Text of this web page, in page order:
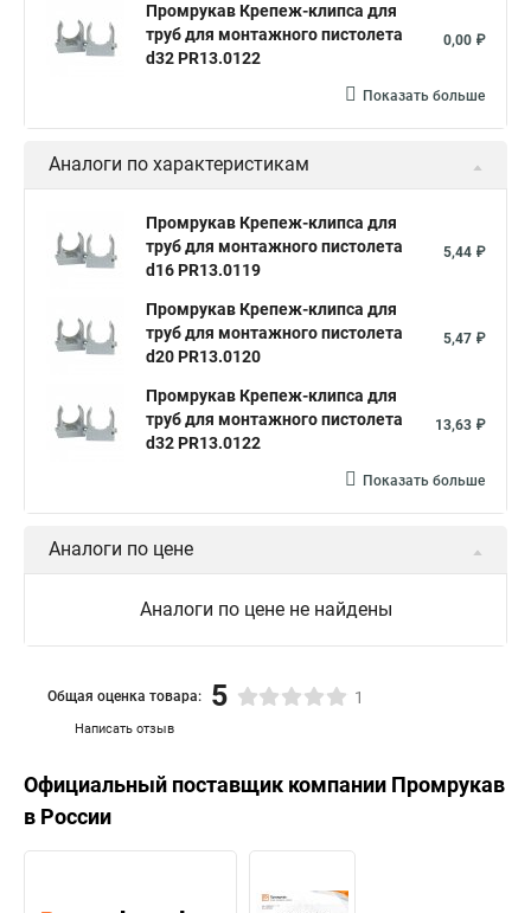
Промрукав Крепеж-клипса для
труб для монтажного пистолета
d32 PR13.0122
0,00 ₽
Показать больше
Аналоги по характеристикам
Промрукав Крепеж-клипса для
труб для монтажного пистолета
d16 PR13.0119
5,44 ₽
Промрукав Крепеж-клипса для
труб для монтажного пистолета
d20 PR13.0120
5,47 ₽
Промрукав Крепеж-клипса для
труб для монтажного пистолета
d32 PR13.0122
13,63 ₽
Показать больше
Аналоги по цене
Аналоги по цене не найдены
Написать отзыв
Общая оценка товара: 5 1
Официальный поставщик компании Промрукав
в России